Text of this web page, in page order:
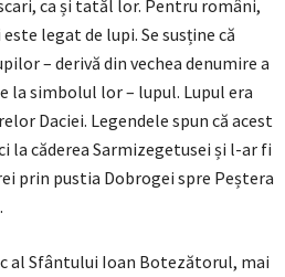
ca și tatăl lor. Pentru români,
legat de lupi. Se susține că
– derivă din vechea denumire a
la simbolul lor – lupul. Lupul era
Daciei. Legendele spun că acest
la căderea Sarmizegetusei și l-ar fi
prin pustia Dobrogei spre Peștera
al Sfântului Ioan Botezătorul, mai